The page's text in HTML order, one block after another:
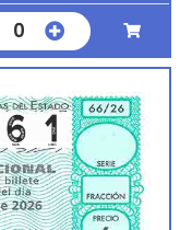
0